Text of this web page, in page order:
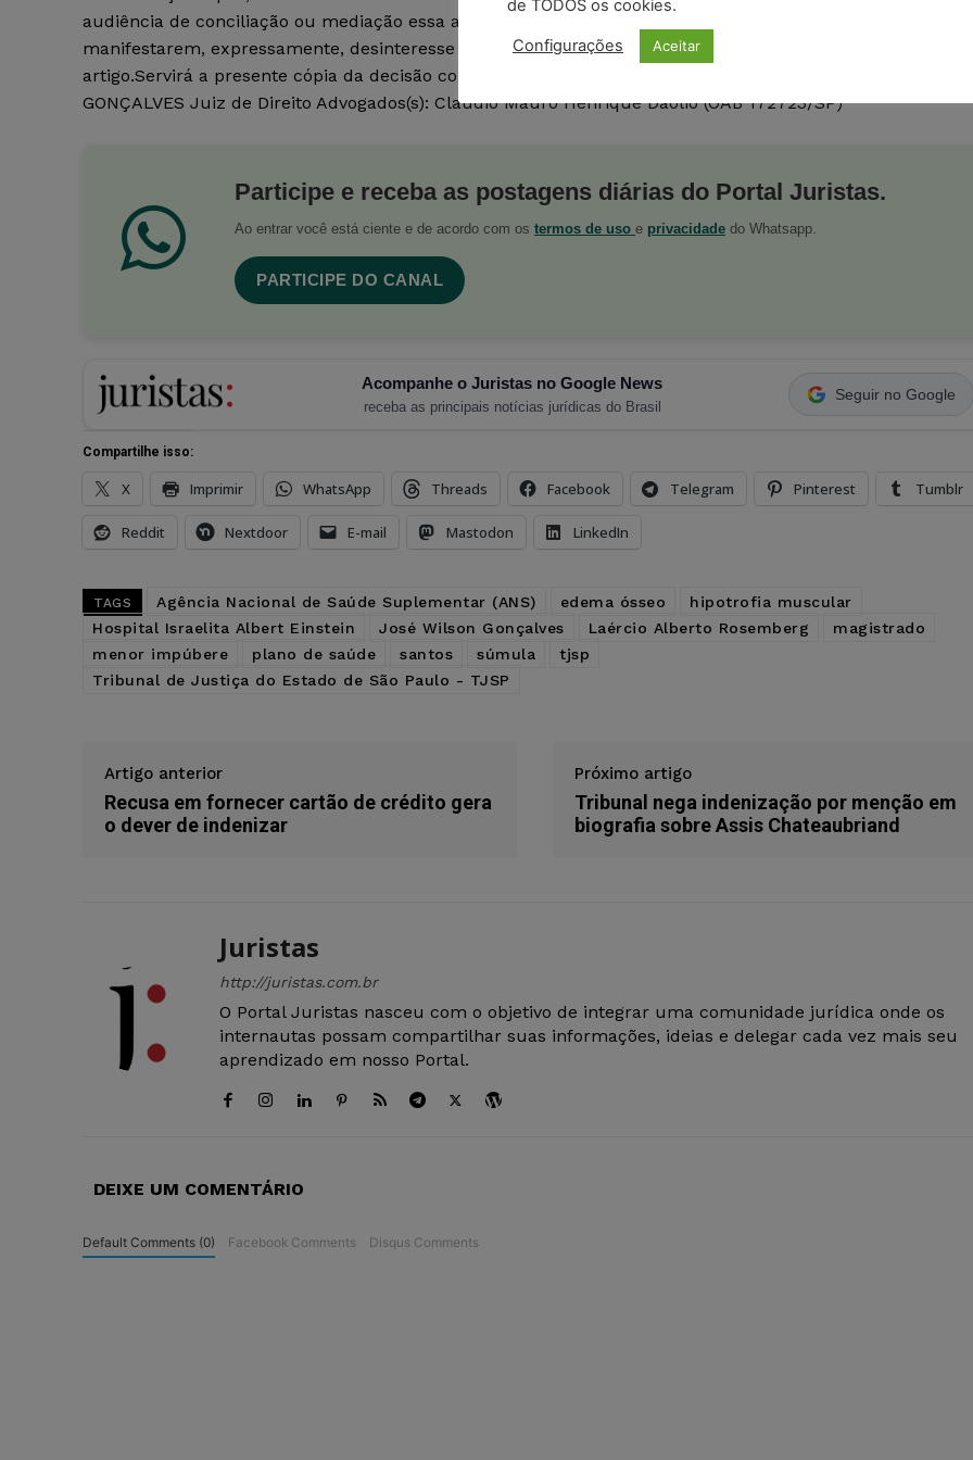
audiência de conciliação ou mediação essa audiência somente não se realizará se AMBAS as partes
manifestarem, expressamente, desinteresse em composição, conforme claramente consta do § 4º, I
artigo.Servirá a presente cópia da decisão como OFÍCIO.Int.Santos, 12 de dezembro de 2017.JOSÉ WILSON
GONÇALVES Juiz de Direito Advogados(s): Claudio Mauro Henrique Daólio (OAB 172723/SP)
Participe e receba as postagens diárias do Portal Juristas.
Ao entrar você está ciente e de acordo com os termos de uso e privacidade do Whatsapp.
PARTICIPE DO CANAL
Acompanhe o Juristas no Google News
receba as principais notícias jurídicas do Brasil
Seguir no Google
Compartilhe isso:
X Imprimir WhatsApp Threads Facebook Telegram Pinterest Tumblr
Reddit Nextdoor E-mail Mastodon LinkedIn
TAGS Agência Nacional de Saúde Suplementar (ANS) edema ósseo
hipotrofia muscular
Hospital Israelita Albert Einstein
José Wilson Gonçalves Laércio Alberto Rosemberg
magistrado
menor impúbere
plano de saúde santos súmula
tjsp
Tribunal de Justiça do Estado de São Paulo - TJSP
Artigo anterior
Recusa em fornecer cartão de crédito gera
o dever de indenizar
Próximo artigo
Tribunal nega indenização por menção em
biografia sobre Assis Chateaubriand
Juristas
http://juristas.com.br
O Portal Juristas nasceu com o objetivo de integrar uma comunidade jurídica onde os
internautas possam compartilhar suas informações, ideias e delegar cada vez mais seu
aprendizado em nosso Portal.
DEIXE UM COMENTÁRIO
Default Comments (0) Facebook Comments Disqus Comments
de TODOS os cookies.
Configurações Aceitar